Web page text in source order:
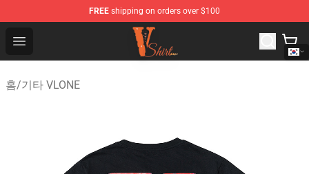
FREE shipping on orders over $100
Open menu
Vlone Shirt Store - Official Vlone Shirt Shop
홈/기타 VLONE